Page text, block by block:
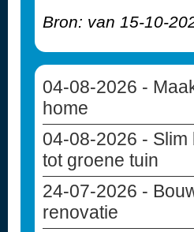
Bron: van 15-10-
04-08-2026 -
home
04-08-2026 - Slim
tot groene tuin
24-07-2026 -
renovatie